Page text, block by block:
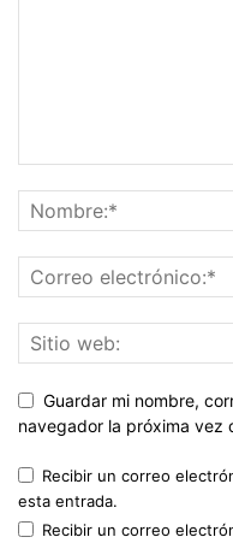
Guardar mi nombre,
navegador la próxima vez
Recibir un correo
esta entrada.
Recibir un correo